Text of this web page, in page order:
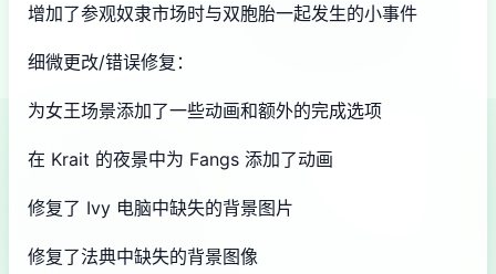
增加了参观奴隶市场时与双胞胎一起发生的小事件
细微更改/错误修复：
为女王场景添加了一些动画和额外的完成选项
在 Krait 的夜景中为 Fangs 添加了动画
修复了 Ivy 电脑中缺失的背景图片
修复了法典中缺失的背景图像